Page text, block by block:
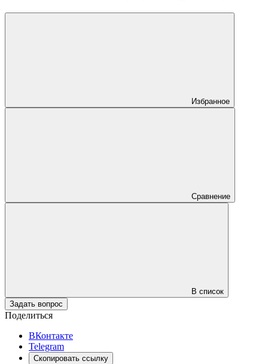
Избранное
Сравнение
В список
Задать вопрос
Поделиться
ВКонтакте
Telegram
Скопировать ссылку